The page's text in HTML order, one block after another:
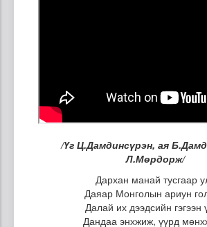
/Үг Ц.Дамдинсүрэн, ая
Л.Мөрдорж/
Дархан манай тусгаар
Даяар Монголын ариун
Далай их дээдсийн гэгээн
Дандаа энхжиж, үүрд